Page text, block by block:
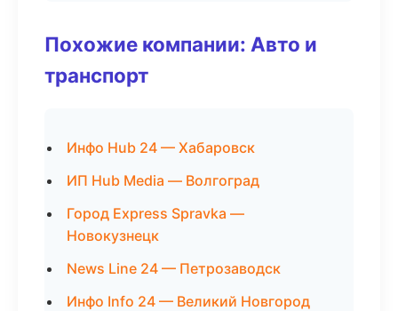
Похожие компании: Авто и
транспорт
Инфо Hub 24 — Хабаровск
ИП Hub Media — Волгоград
Город Express Spravka —
Новокузнецк
News Line 24 — Петрозаводск
Инфо Info 24 — Великий Новгород